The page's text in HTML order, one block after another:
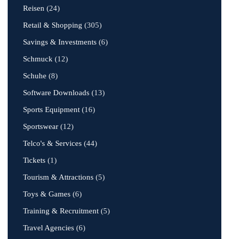
Reisen (24)
Retail & Shopping (305)
Savings & Investments (6)
Schmuck (12)
Schuhe (8)
Software Downloads (13)
Sports Equipment (16)
Sportswear (12)
Telco's & Services (44)
Tickets (1)
Tourism & Attractions (5)
Toys & Games (6)
Training & Recruitment (5)
Travel Agencies (6)